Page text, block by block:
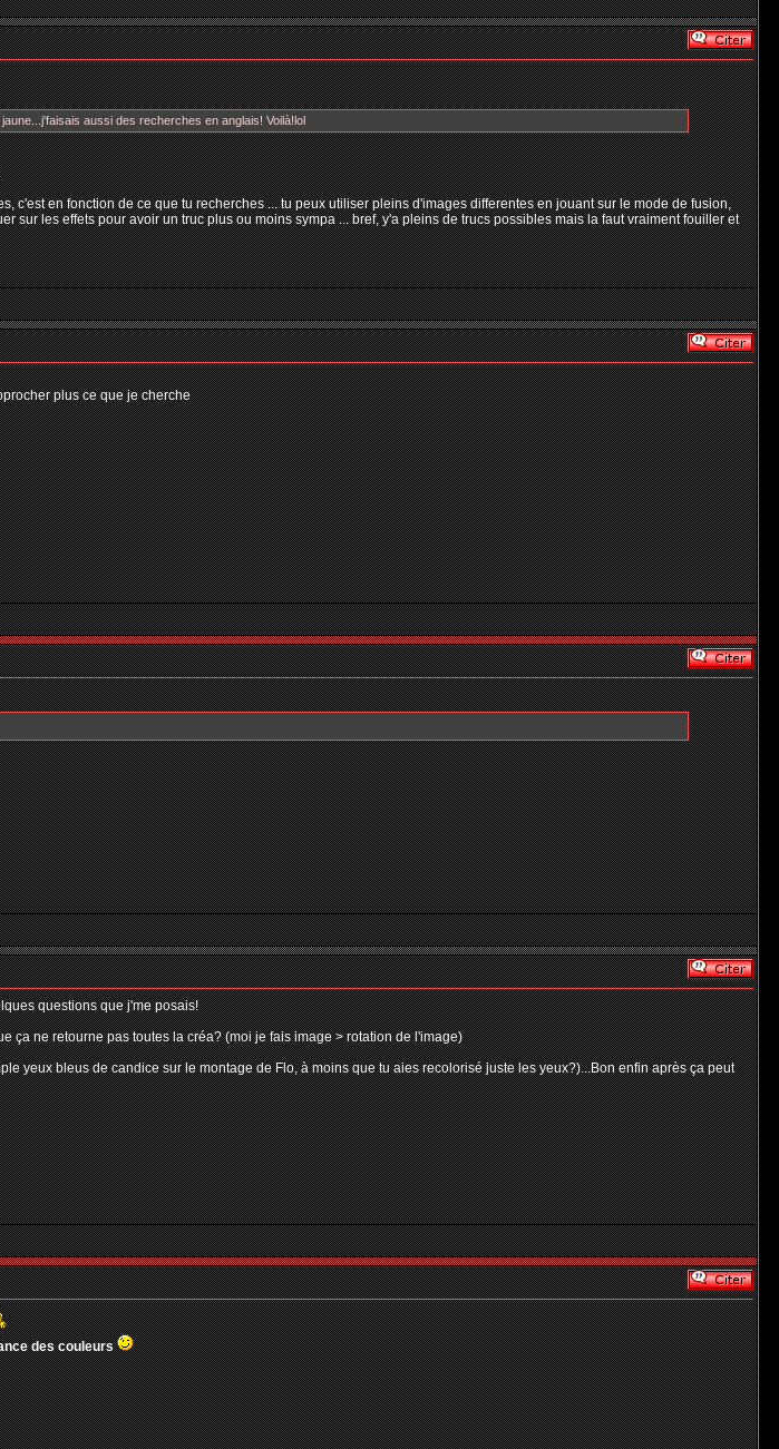
aussi des recherches en anglais! Voilà!lol
c'est en fonction de ce que tu recherches ... tu peux utiliser pleins d'images differentes en jouant sur le mode de fusion,
sur les effets pour avoir un truc plus ou moins sympa ... bref, y'a pleins de trucs possibles mais la faut vraiment fouiller et
plus ce que je cherche
questions que j'me posais!
ça ne retourne pas toutes la créa? (moi je fais image > rotation de l'image)
yeux bleus de candice sur le montage de Flo, à moins que tu aies recolorisé juste les yeux?)...Bon enfin après ça peut
des couleurs